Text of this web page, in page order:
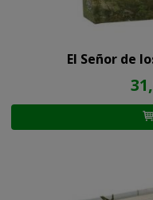
El Señor de